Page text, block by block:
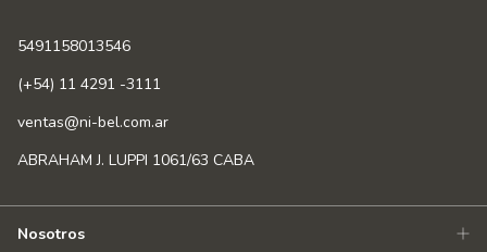
5491158013546
(+54) 11 4291 -3111
ventas@ni-bel.com.ar
ABRAHAM J. LUPPI 1061/63 CABA
Nosotros